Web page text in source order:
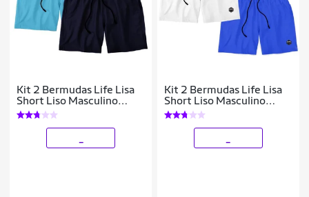
Kit 2 Bermudas Life Lisa
Short Liso Masculino
Básico Mauricinho Tactel
Kit 2 Bermudas Life Lisa
Short Liso Masculino
Básico Mauricinho Tactel